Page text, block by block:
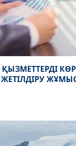
ЖЕТІЛДІРУ